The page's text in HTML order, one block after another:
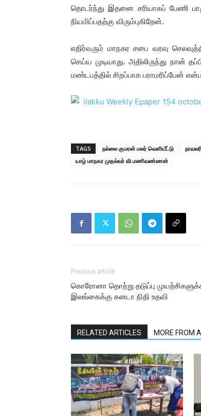
தொடர்ந்து இதனை சரியாகப் பேணி
நியமிப்பதற்கு விரும்புகிறேன்.
எதிர்வரும் மாநகர சபை வரவு
செய்ய முடியாது. அதிலிருந்து நான்
மண்டபத்தில் சிறப்பாக பராமரிப்பேன்
TAGS நல்லை குமரன் மலர் வெளியீட்டு
யாழ் மாநகர முதல்வர் வி.மணிவண்ணன்
Previous article
கொரோனா தொற்று தடுப்பு
இலங்கைக்கு கனடா நிதி உதவி
RELATED ARTICLES MORE FROM